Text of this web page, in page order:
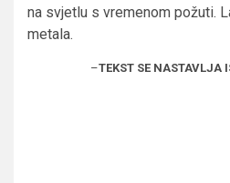
na svjetlu s vremenom požuti.
metala.
–TEKST SE NASTAVLJA